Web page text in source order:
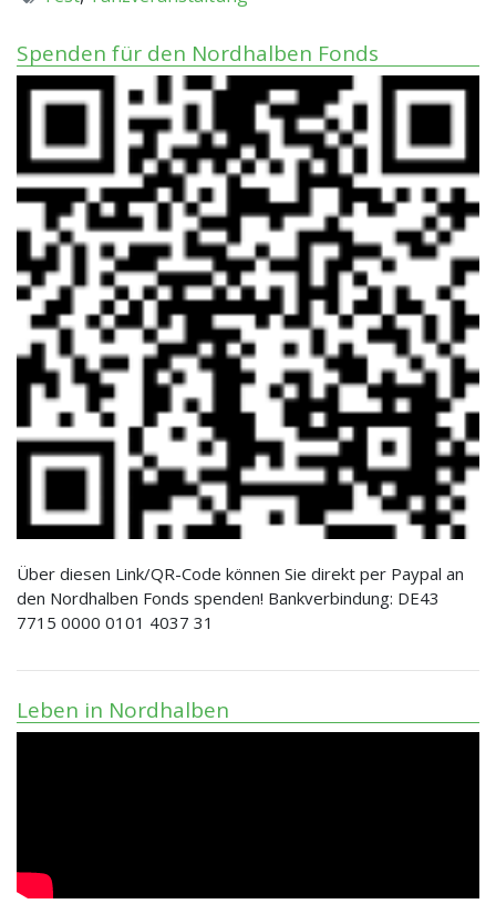
Spenden für den Nordhalben Fonds
Über diesen Link/QR-Code können Sie direkt per Paypal an
den Nordhalben Fonds spenden! Bankverbindung: DE43
7715 0000 0101 4037 31
Leben in Nordhalben